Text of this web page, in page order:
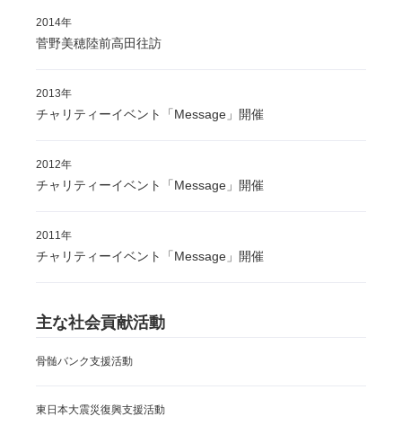
2014年
菅野美穂陸前高田往訪
2013年
チャリティーイベント「Message」開催
2012年
チャリティーイベント「Message」開催
2011年
チャリティーイベント「Message」開催
主な社会貢献活動
骨髄バンク支援活動
東日本大震災復興支援活動